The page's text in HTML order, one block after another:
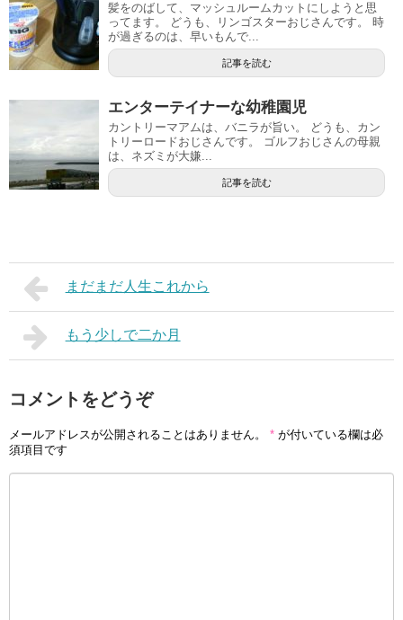
髪をのばして、マッシュルームカットにしようと思
ってます。 どうも、リンゴスターおじさんです。 時
が過ぎるのは、早いもんで...
記事を読む
エンターテイナーな幼稚園児
カントリーマアムは、バニラが旨い。 どうも、カン
トリーロードおじさんです。 ゴルフおじさんの母親
は、ネズミが大嫌...
記事を読む
まだまだ人生これから
もう少しで二か月
コメントをどうぞ
メールアドレスが公開されることはありません。 * が付いている欄は必
須項目です